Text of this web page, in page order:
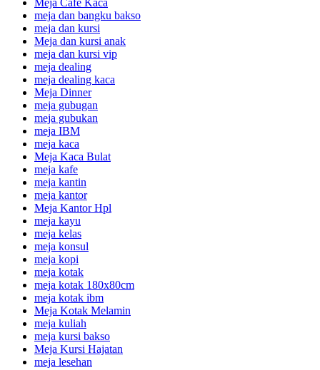
meja dan bangku bakso
meja dan kursi
Meja dan kursi anak
meja dan kursi vip
meja dealing
meja dealing kaca
Meja Dinner
meja gubugan
meja gubukan
meja IBM
meja kaca
Meja Kaca Bulat
meja kafe
meja kantin
meja kantor
Meja Kantor Hpl
meja kayu
meja kelas
meja konsul
meja kopi
meja kotak
meja kotak 180x80cm
meja kotak ibm
Meja Kotak Melamin
meja kuliah
meja kursi bakso
Meja Kursi Hajatan
meja lesehan